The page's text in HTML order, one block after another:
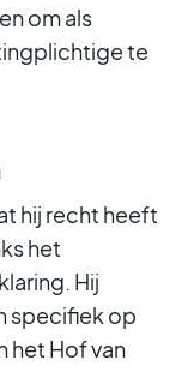
om als
te
hij recht heeft
het
Hij
specifiek op
het Hof van